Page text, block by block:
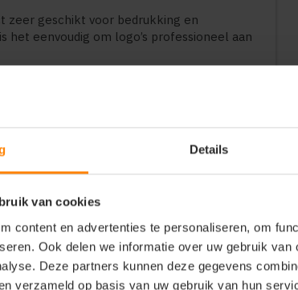
Details
van cookies
content en advertenties te personaliseren, om
Ook delen we informatie over uw gebruik
Deze partners kunnen deze gegevens
verzameld op basis van uw gebruik van hun
zeer geschikt voor bedrukking en
het eenvoudig om logo’s professioneel aan
een tear-away care label, wat hem ideaal
en borduren
polyester vulling